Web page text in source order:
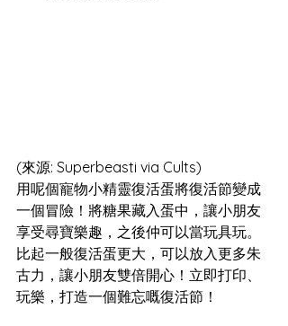
(來源: Superbeasti via Cults)
用呢個寵物小精靈復活蛋將復活節變成
一個冒險！將糖果藏入蛋中，讓小朋友
享受尋寶樂趣，之後仲可以當玩具玩。
比起一般復活蛋更大，可以放入更多朱
古力，讓小朋友雙倍開心！立即打印、
玩樂，打造一個難忘嘅復活節！